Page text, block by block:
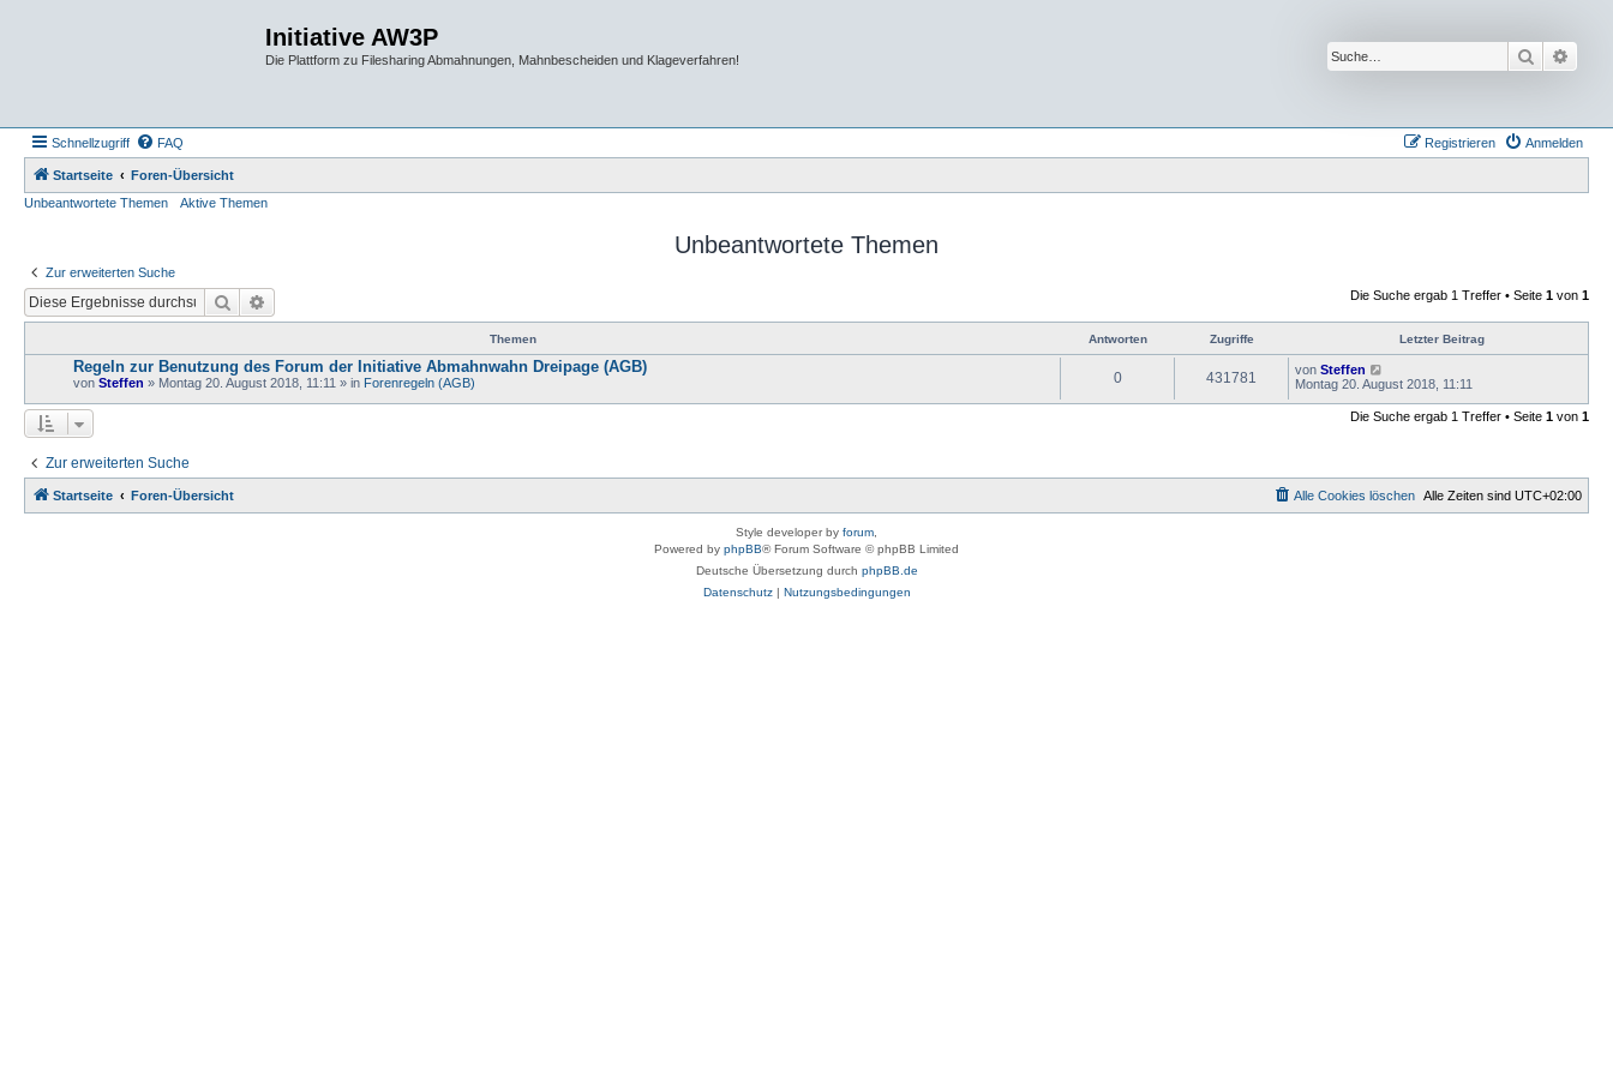
Initiative AW3P
Die Plattform zu Filesharing Abmahnungen, Mahnbescheiden und Klageverfahren! Suche
Schnellzugriff FAQ Anmelden
Registrieren
Startseite
Foren-Übersicht
Unbeantwortete Themen
Aktive Themen
Unbeantwortete Themen
Zur erweiterten Suche
Suche Die Suche ergab 1 Treffer • Seite 1 von 1
Themen Antworten Zugriffe Letzter Beitrag
Regeln zur Benutzung des Forum der Initiative Abmahnwahn Dreipage (AGB)
von Steffen » Montag 20. August 2018, 11:11 » in Forenregeln (AGB) 0 431781 von Steffen
Montag 20. August 2018, 11:11
Die Suche ergab 1 Treffer • Seite 1 von 1
Zur erweiterten Suche
Startseite Foren-Übersicht Alle Zeiten sind UTC+02:00
Alle Cookies löschen
Style developer by forum
Powered by phpBB® Forum Software © phpBB Limited
Deutsche Übersetzung durch phpBB.de
Datenschutz| Nutzungsbedingungen